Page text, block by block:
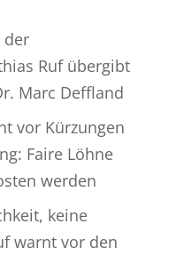
der
Ruf übergibt
Marc Deffland
vor Kürzungen
Faire Löhne
werden
keine
warnt vor den